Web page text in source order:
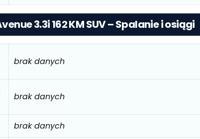
3.3i 162 KM SUV – Spalanie i osiągi
brak danych
brak danych
brak danych